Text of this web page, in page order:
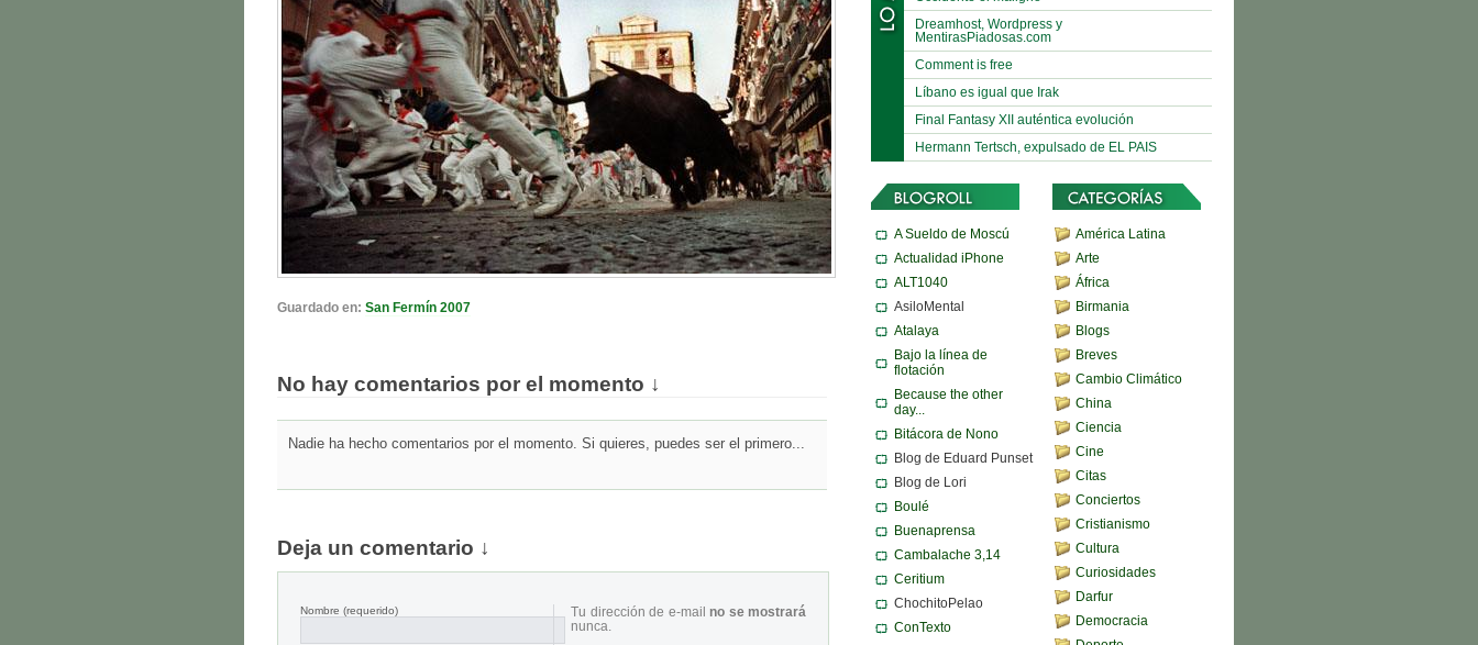
Guardado en: San Fermín 2007
No hay comentarios por el momento ↓
Nadie ha hecho comentarios por el momento. Si quieres, puedes ser el primero...
Deja un comentario ↓
Nombre (requerido) Tu dirección de e-mail no se mostrará
nunca.
Dreamhost, Wordpress y
MentirasPiadosas.com
Comment is free
Líbano es igual que Irak
Final Fantasy XII auténtica evolución
Hermann Tertsch, expulsado de EL PAIS
A Sueldo de Moscú
Actualidad iPhone
ALT1040
AsiloMental
Atalaya
Bajo la línea de
flotación
Because the other
day...
Bitácora de Nono
Blog de Eduard Punset
Blog de Lori
Boulé
Buenaprensa
Cambalache 3,14
Ceritium
ChochitoPelao
ConTexto
América Latina
Arte
África
Birmania
Blogs
Breves
Cambio Climático
China
Ciencia
Cine
Citas
Conciertos
Cristianismo
Cultura
Curiosidades
Darfur
Democracia